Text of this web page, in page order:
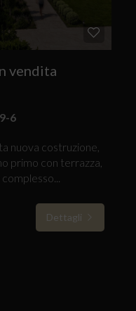
vendita
6
nuova costruzione,
primo con terrazza,
Dettagli